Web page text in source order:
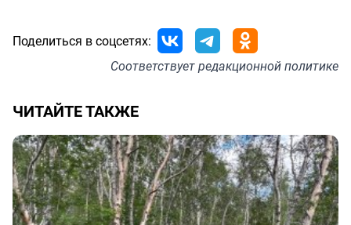
Поделиться в соцсетях:
Соответствуетредакционной политике
ЧИТАЙТЕ ТАКЖЕ